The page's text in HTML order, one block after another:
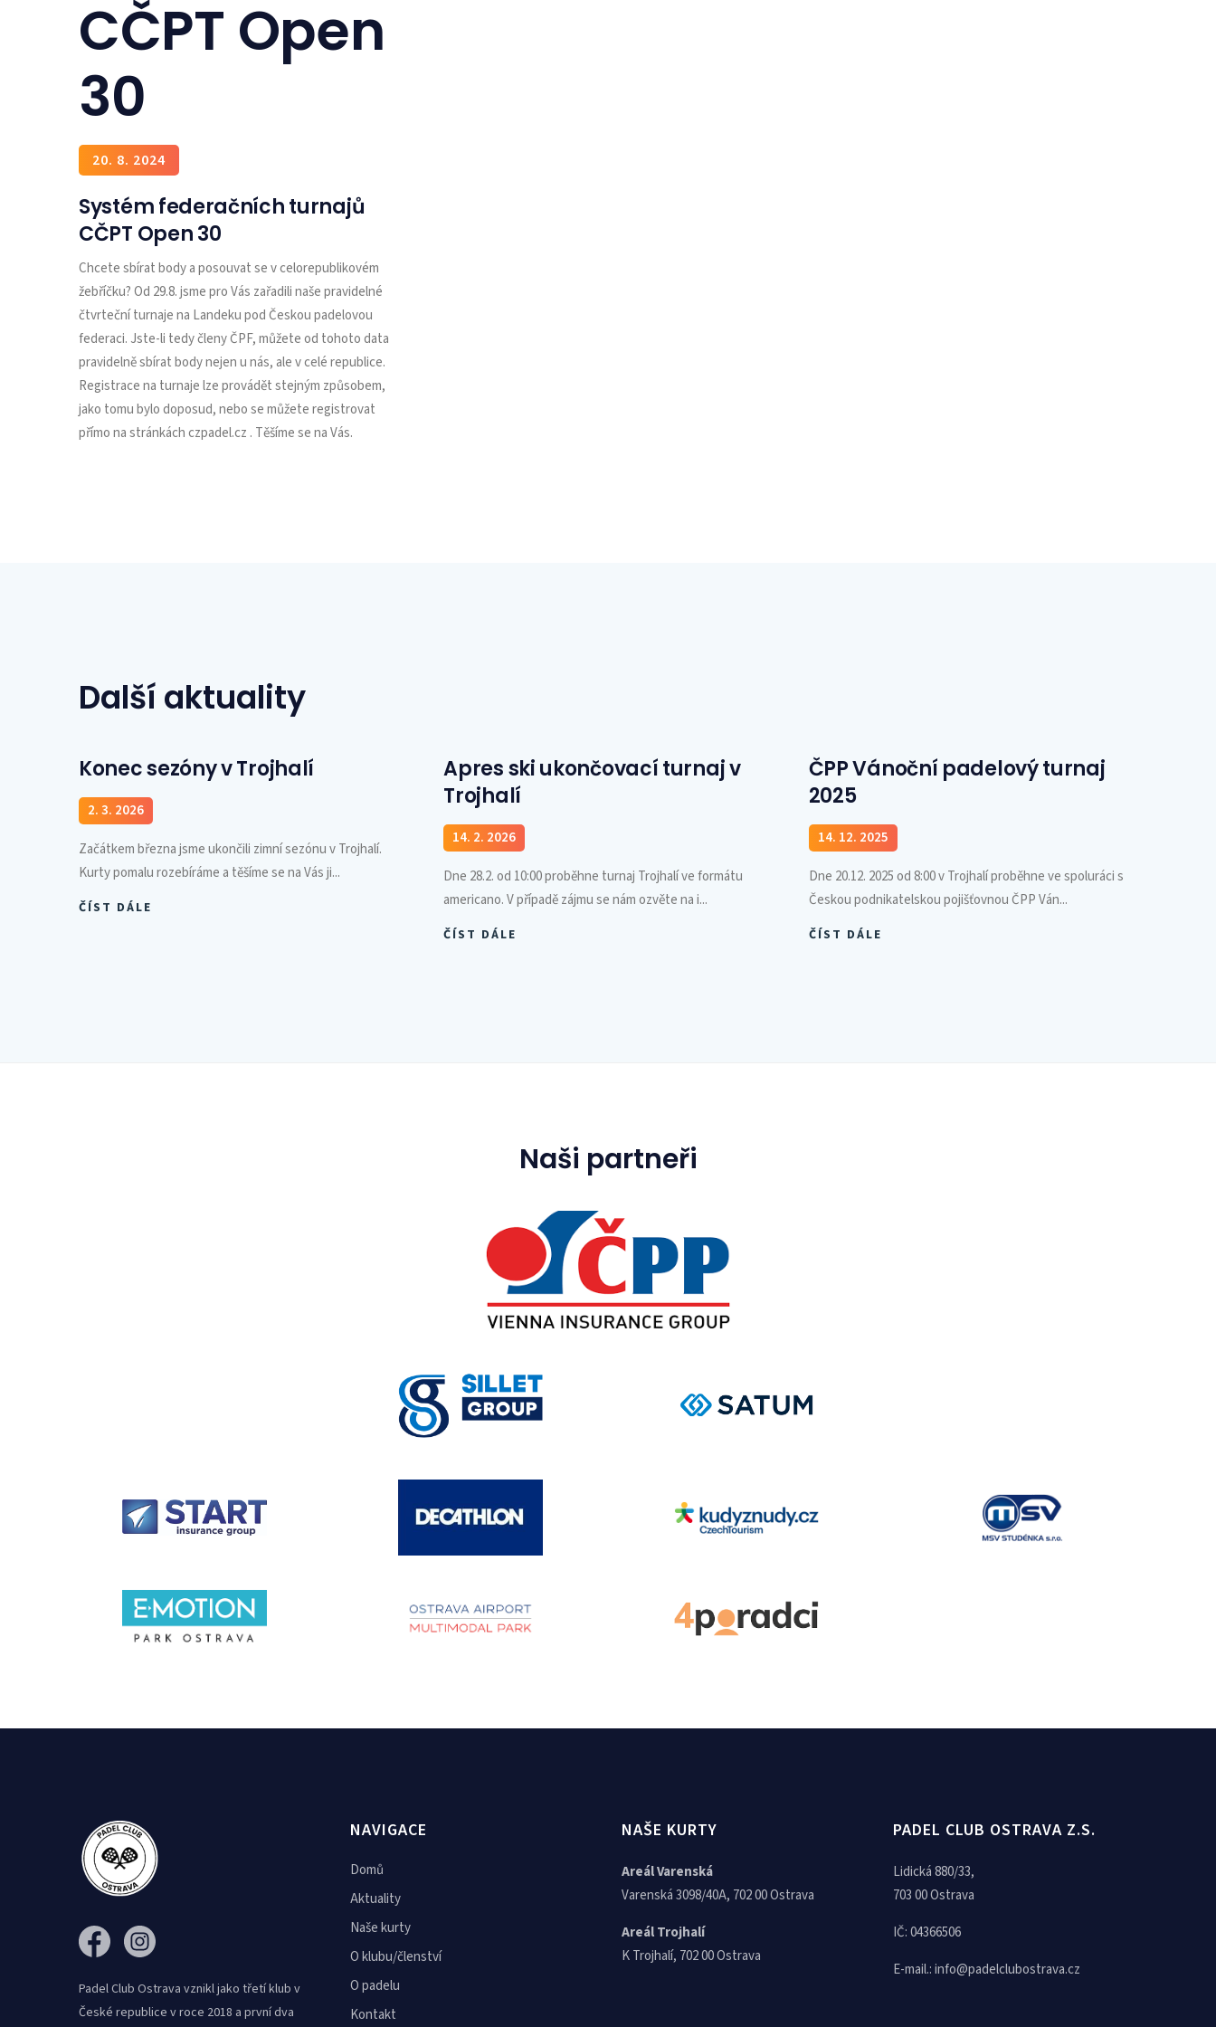
CČPT Open
30
20. 8. 2024
Systém federačních turnajů
CČPT Open 30
Chcete sbírat body a posouvat se v celorepublikovém
žebříčku? Od 29.8. jsme pro Vás zařadili naše pravidelné
čtvrteční turnaje na Landeku pod Českou padelovou
federaci. Jste-li tedy členy ČPF, můžete od tohoto data
pravidelně sbírat body nejen u nás, ale v celé republice.
Registrace na turnaje lze provádět stejným způsobem,
jako tomu bylo doposud, nebo se můžete registrovat
přímo na stránkách czpadel.cz . Těšíme se na Vás.
Další aktuality
Konec sezóny v Trojhalí
2. 3. 2026
Začátkem března jsme ukončili zimní sezónu v Trojhalí.
Kurty pomalu rozebíráme a těšíme se na Vás ji...
ČÍST DÁLE
Apres ski ukončovací turnaj v
Trojhalí
14. 2. 2026
Dne 28.2. od 10:00 proběhne turnaj Trojhalí ve formátu
americano. V případě zájmu se nám ozvěte na i...
ČÍST DÁLE
ČPP Vánoční padelový turnaj
2025
14. 12. 2025
Dne 20.12. 2025 od 8:00 v Trojhalí proběhne ve spoluráci s
Českou podnikatelskou pojišťovnou ČPP Ván...
ČÍST DÁLE
Naši partneři
Padel Club Ostrava vznikl jako třetí klub v
České republice v roce 2018 a první dva
NAVIGACE
Domů
Aktuality
Naše kurty
O klubu/členství
O padelu
Kontakt
NAŠE KURTY
Areál Varenská
Varenská 3098/40A, 702 00 Ostrava
Areál Trojhalí
K Trojhalí, 702 00 Ostrava
PADEL CLUB OSTRAVA Z.S.
Lidická 880/33,
703 00 Ostrava
IČ: 04366506
E-mail.:info@padelclubostrava.cz